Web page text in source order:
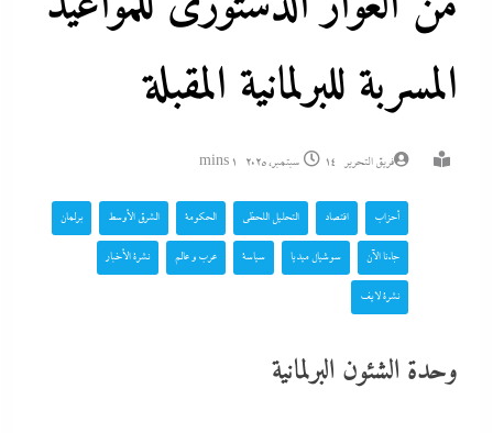
المسربة للبرلمانية المقبلة
فريق التحرير 14 سبتمبر، 2025 1 mins
أحزاب اقتصاد التحليل اللحظي الحكومة الشرق الأوسط برلمان
جاءنا الآن سوشيال ميديا سياسة عرب و عالم نشرة الأخبار
نشرة لايف
وحدة الشئون البرلمانية